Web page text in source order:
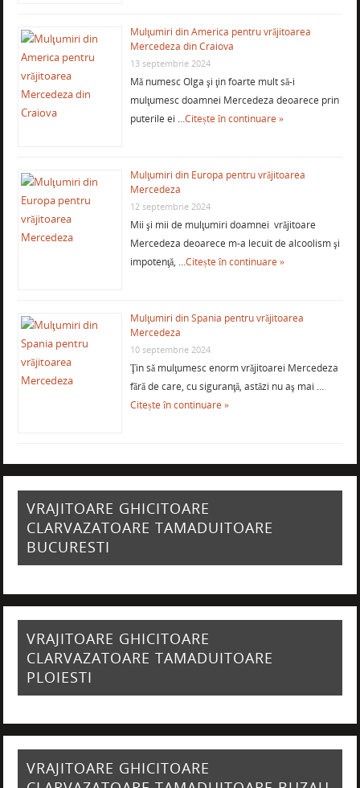
Mulţumiri din America pentru vrăjitoarea
Mercedeza din Craiova
13 septembrie 2024
Mă numesc Olga şi ţin foarte mult să-i
mulţumesc doamnei Mercedeza deoarece prin
puterile ei …Citește în continuare »
Mulţumiri din Europa pentru vrăjitoarea
Mercedeza
12 septembrie 2024
Mii şi mii de mulţumiri doamnei vrăjitoare
Mercedeza deoarece m-a lecuit de alcoolism şi
impotenţă, …Citește în continuare »
Mulţumiri din Spania pentru vrăjitoarea
Mercedeza
10 septembrie 2024
Ţin să mulţumesc enorm vrăjitoarei Mercedeza
fără de care, cu siguranţă, astăzi nu aş mai …
Citește în continuare »
VRAJITOARE GHICITOARE
CLARVAZATOARE TAMADUITOARE
BUCURESTI
VRAJITOARE GHICITOARE
CLARVAZATOARE TAMADUITOARE
PLOIESTI
VRAJITOARE GHICITOARE